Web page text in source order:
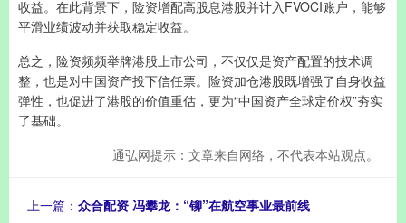
收益。在此背景下，险资增配高股息港股并计入FVOCI账户，能够
平滑业绩波动并获取稳定收益。
总之，险资频频举牌港股上市公司，不仅仅是资产配置的技术调
整，也是对中国资产投下信任票。险资加仓港股既增强了自身收益
弹性，也促进了港股的价值重估，更为“中国资产全球定价权”夯实
了基础。
通弘网提示：文章来自网络，不代表本站观点。
上一篇： 众合配资 冯攀龙：“铆”在航空事业最前线